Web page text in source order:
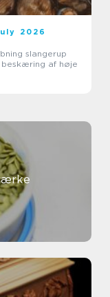
2026
slangerup
beskæring af høje